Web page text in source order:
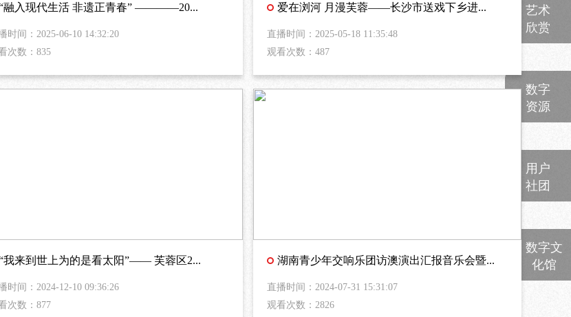
艺术
欣赏
数字
资源
用户
社团
数字文
化馆
融入现代生活 非遗正青春” ————20...
时间：2025-06-10 14:32:20
次数：835
爱在浏河 月漫芙蓉——长沙市送戏下乡进...
直播时间：2025-05-18 11:35:48
观看次数：487
我来到世上为的是看太阳”—— 芙蓉区2...
时间：2024-12-10 09:36:26
次数：877
湖南青少年交响乐团访澳演出汇报音乐会暨...
直播时间：2024-07-31 15:31:07
观看次数：2826